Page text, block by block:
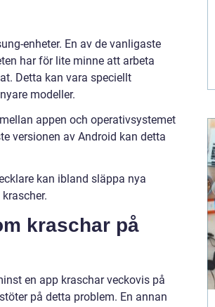
enheter. En av de vanligaste
har för lite minne att arbeta
Detta kan vara speciellt
modeller.
appen och operativsystemet
versionen av Android kan detta
kan ibland släppa nya
kraschar på
en app kraschar veckovis på
på detta problem. En annan